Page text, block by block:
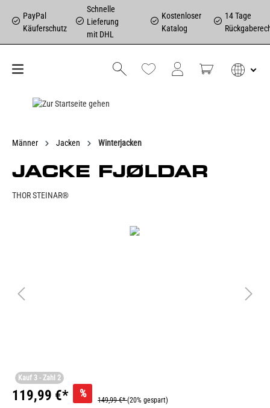
PayPal
Käuferschutz
Schnelle
Lieferung
mit DHL
Kostenloser
Katalog
14 Tage
Männer Jacken Winterjacken
JACKE FJØLDAR
THOR STEINAR®
Kauf 3 - Zahl 2
119,99 €* %
149,99 €*(20% gespart)